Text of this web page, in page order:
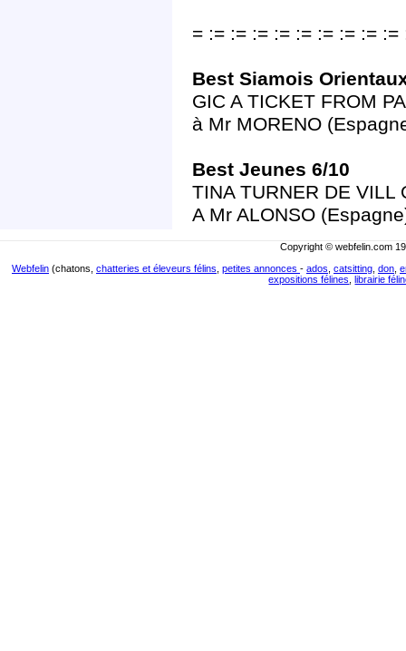
= := := := := := := := :=
Best Siamois
GIC A TICKET FROM
à Mr MORENO
Best Jeunes 6/10
TINA TURNER DE
A Mr ALONSO
Copyright © webfelin.com
Webfelin (chatons, chatteries et éleveurs félins petites annonces - ados catsitting don
expositions félines ,librairie